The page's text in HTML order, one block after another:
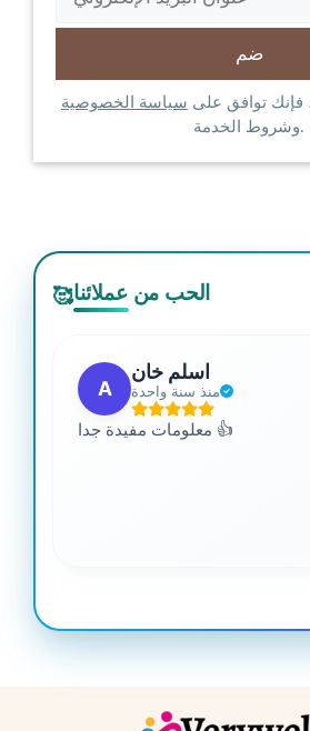
فإنك توافق على سياسة الخصوصية
وشروط الخدمة.
🥰الحب من عملائنا
A
اسلم خان
منذ سنة واحدة
معلومات مفيدة جدا 👍